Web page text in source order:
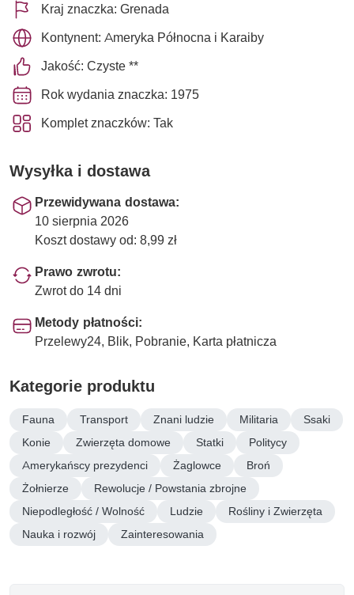
Kraj znaczka: Grenada
Kontynent: Ameryka Północna i Karaiby
Jakość: Czyste **
Rok wydania znaczka: 1975
Komplet znaczków: Tak
Wysyłka i dostawa
Przewidywana dostawa:
10 sierpnia 2026
Koszt dostawy od: 8,99 zł
Prawo zwrotu:
Zwrot do 14 dni
Metody płatności:
Przelewy24, Blik, Pobranie, Karta płatnicza
Kategorie produktu
Fauna Transport Znani ludzie Militaria
Ssaki
Konie
Zwierzęta domowe Statki
Politycy
Amerykańscy prezydenci
Żaglowce
Broń
Żołnierze
Rewolucje / Powstania zbrojne
Niepodległość / Wolność
Ludzie
Rośliny i Zwierzęta
Nauka i rozwój
Zainteresowania